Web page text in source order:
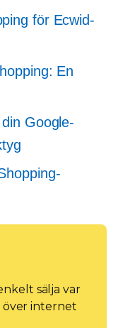
för Ecwid-
En
Google-
sälja var
över internet